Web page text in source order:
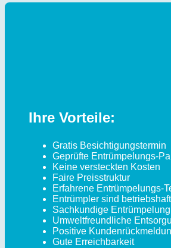
Ihre Vorteile:
Gratis Besichtigungstermin
Geprüfte Entrümpelungs-
Keine versteckten Kosten
Faire Preisstruktur
Erfahrene Entrümpelungs-
Entrümpler sind
Sachkundige Entrümpelung
Umweltfreundliche
Positive
Gute Erreichbarkeit